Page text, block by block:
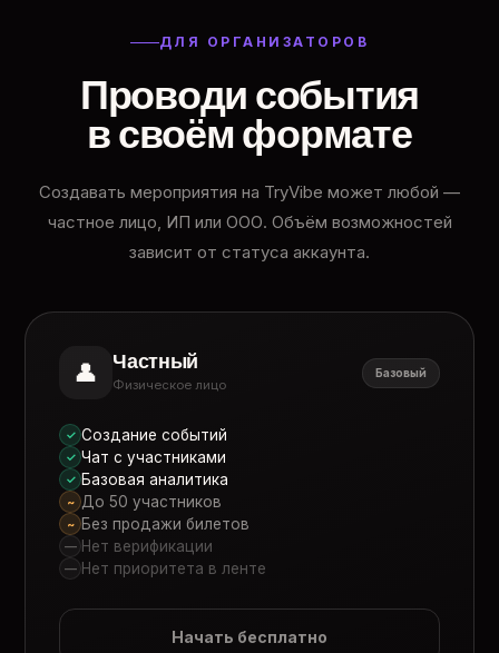
ДЛЯ ОРГАНИЗАТОРОВ
Проводи события
в своём формате
Создавать мероприятия на TryVibe может любой —
частное лицо, ИП или ООО. Объём возможностей
зависит от статуса аккаунта.
👤 Частный
Физическое лицо
Базовый
✓ Создание событий
✓ Чат с участниками
✓ Базовая аналитика
~ До 50 участников
~ Без продажи билетов
— Нет верификации
— Нет приоритета в ленте
Начать бесплатно